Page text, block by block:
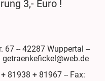
3,- Euro !
67 -- 42287 Wuppertal --
81938 + 81967 -- Fax: